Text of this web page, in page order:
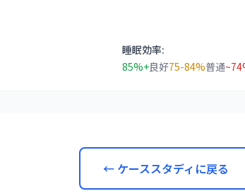
睡眠効率:
85%+良好75-84%普通
← ケーススタディに戻る